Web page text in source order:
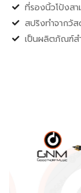
ที่รองนิ้วโป้งสา
สปริงทำจากวั
เป็นผลิตภัณฑ์สำ